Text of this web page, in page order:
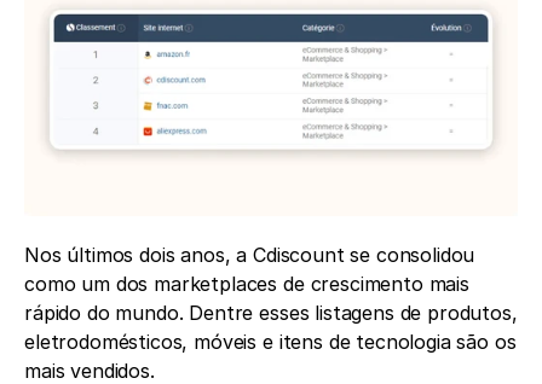
Nos últimos dois anos, a Cdiscount se consolidou
como um dos marketplaces de crescimento mais
rápido do mundo. Dentre esses listagens de produtos,
eletrodomésticos, móveis e itens de tecnologia são os
mais vendidos.